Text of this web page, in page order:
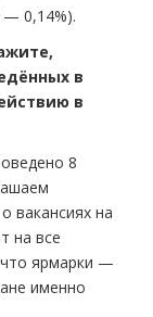
— 0,14%).
в
в
8
вакансиях на
на все
ярмарки —
именно